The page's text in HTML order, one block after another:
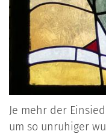
Je mehr der
um so unruhiger